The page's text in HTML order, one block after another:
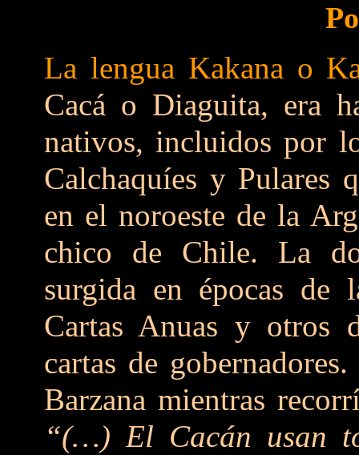
La lengua Kakana o
Cacá o Diaguita, era
nativos, incluidos por
Calchaquíes y Pulares
en el noroeste de la
chico de Chile. La
surgida en épocas de
Cartas Anuas y otros
cartas de
Barzana mientras
“(…) El Cacán usan